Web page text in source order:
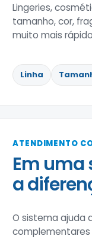
Lingeries,
tamanho, cor,
muito mais
Linha
ATENDIMENTO
Em uma
a
O sistema ajuda
complementares